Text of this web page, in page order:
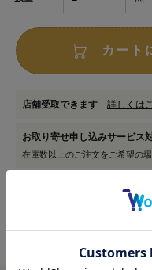
カート
店舗受取できます 詳しくは
お取り寄せ申し込みサービス
在庫数以上のご注文をご希望の